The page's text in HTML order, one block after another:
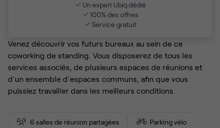
Un expert Ubiq dédié
100% des offres
Service gratuit
Venez découvrir vos futurs bureaux au sein de ce
coworking de standing. Vous disposerez de tous les
services associés, de plusieurs espaces de réunions et
d'un ensemble d'espaces communs, afin que vous
puissiez travailler dans les meilleurs conditions.
6 salles de réunion partagées Parking vélo